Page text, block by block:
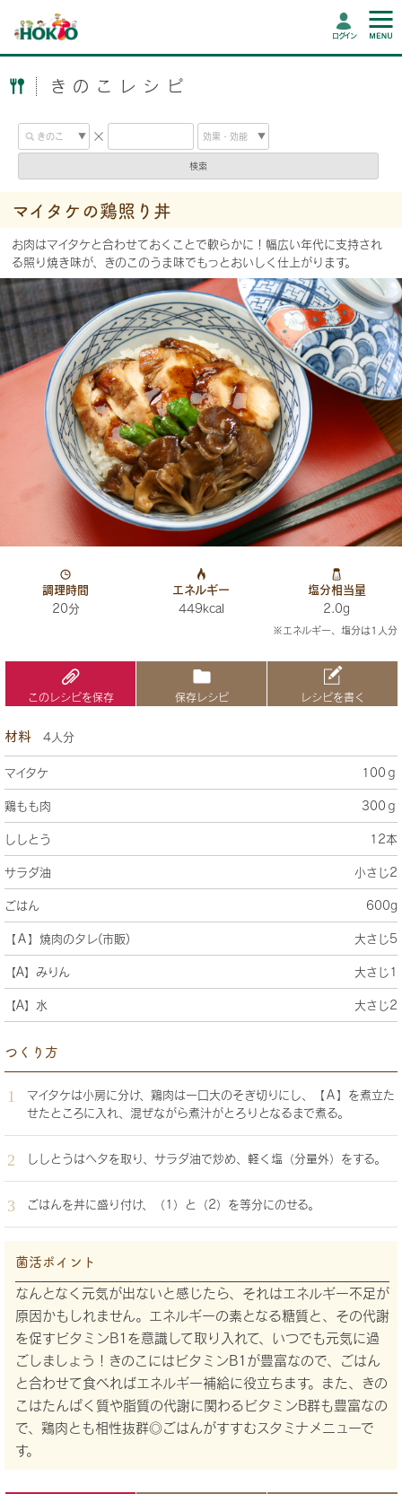
ログイン
きのこレシピ
検索
マイタケの鶏照り丼
お肉はマイタケと合わせておくことで軟らかに！幅広い年代に支持され
る照り焼き味が、きのこのうま味でもっとおいしく仕上がります。
調理時間
20分
エネルギー
449kcal
塩分相当量
2.0g
※エネルギー、塩分は1人分
このレシピを保存 保存レシピ レシピを書く
材料 4人分
マイタケ 100ｇ
鶏もも肉 300ｇ
ししとう 12本
サラダ油 小さじ2
ごはん 600g
【Ａ】焼肉のタレ(市販) 大さじ5
【A】みりん 大さじ1
【A】水 大さじ2
つくり方
マイタケは小房に分け、鶏肉は一口大のそぎ切りにし、【Ａ】を煮立た
せたところに入れ、混ぜながら煮汁がとろりとなるまで煮る。
ししとうはヘタを取り、サラダ油で炒め、軽く塩（分量外）をする。
ごはんを丼に盛り付け、（1）と（2）を等分にのせる。
菌活ポイント
なんとなく元気が出ないと感じたら、それはエネルギー不足が
原因かもしれません。エネルギーの素となる糖質と、その代謝
を促すビタミンB1を意識して取り入れて、いつでも元気に過
ごしましょう！きのこにはビタミンB1が豊富なので、ごはん
と合わせて食べればエネルギー補給に役立ちます。また、きの
こはたんぱく質や脂質の代謝に関わるビタミンB群も豊富なの
で、鶏肉とも相性抜群◎ごはんがすすむスタミナメニューで
す。